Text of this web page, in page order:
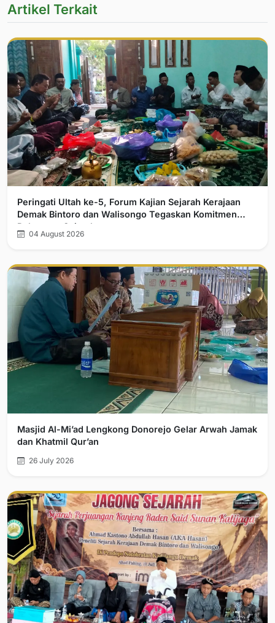
Artikel Terkait
Peringati Ultah ke-5, Forum Kajian Sejarah Kerajaan
Demak Bintoro dan Walisongo Tegaskan Komitmen
Pelurusan Sejarah
04 August 2026
Masjid Al-Mi’ad Lengkong Donorejo Gelar Arwah Jamak
dan Khatmil Qur’an
26 July 2026